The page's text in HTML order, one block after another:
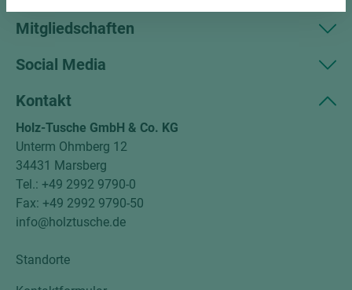
Mitgliedschaften
Social Media
Kontakt
Holz-Tusche GmbH & Co. KG
Unterm Ohmberg 12
34431 Marsberg
Tel.: +49 2992 9790-0
Fax: +49 2992 9790-50
info@holztusche.de
Standorte